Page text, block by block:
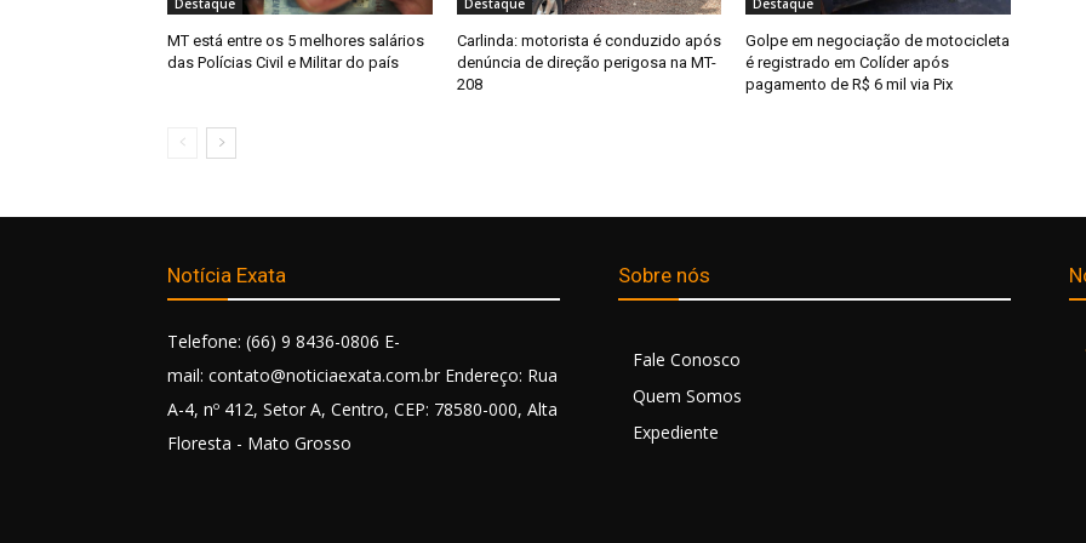
Destaque
MT está entre os 5 melhores salários
das Polícias Civil e Militar do país
Destaque
Carlinda: motorista é conduzido após
denúncia de direção perigosa na MT-
208
Destaque
Golpe em negociação de motocicleta
é registrado em Colíder após
pagamento de R$ 6 mil via Pix
Notícia Exata
Telefone: (66) 9 8436-0806 E-
mail: contato@noticiaexata.com.br Endereço: Rua
A-4, nº 412, Setor A, Centro, CEP: 78580-000, Alta
Floresta - Mato Grosso
Sobre nós
Fale Conosco
Quem Somos
Expediente